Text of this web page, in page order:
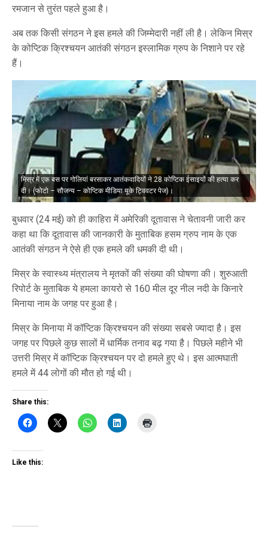
रमजान से तुरंत पहले हुआ है।
अब तक किसी संगठन ने इस हमले की जिम्मेदारी नहीं ली है। लेकिन मिस्र
के कोप्टिक क्रिश्चयन आतंकी संगठन इस्लामिक ग्रुप के निशाने पर रहे
हैं।
मिस्र में एक बस पर गोलियां बरसाकर आतंकवादियों ने 28 कोप्टिक ईसाइयों की हत्या कर
दी। (फोटो – सौजन्य – कोप्टिक मीडिया यूके ट्विवटर पेज)।
बुधवार (24 मई) को ही काहिरा में अमेरिकी दूतावास ने चेतावनी जारी कर
कहा था कि दूतावास की जानकारी के मुताबिक हसम ग्रुप नाम के एक
आतंकी संगठन ने ऐसे ही एक हमले की धमकी दी थी।
मिस्र के स्वास्थ्य मंत्रालय ने मृतकों की संख्या की घोषणा की। शुरुआती
रिपोर्ट के मुताबिक ये हमला कायरो से 160 मील दूर नील नदी के किनारे
मिनाया नाम के जगह पर हुआ है।
मिस्र के मिनाया में कॉप्टिक क्रिश्चयन की संख्या सबसे ज्यादा है। इस
जगह पर पिछले कुछ सालों में धार्मिक तनाव बढ़ गया है। पिछले महीने भी
उत्तरी मिस्र में कॉप्टिक क्रिश्चयन पर दो हमले हुए थे। इस आत्मघाती
हमले में 44 लोगों की मौत हो गई थी।
Share this:
Like this: